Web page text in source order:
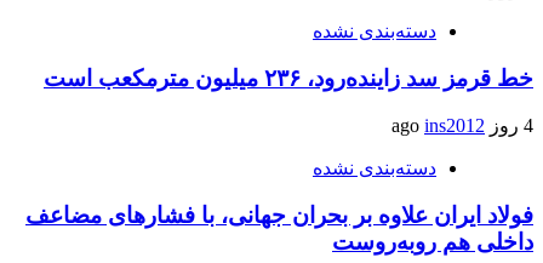
دسته‌بندی نشده
خط قرمز سد زاینده‌رود، ۲۳۶ میلیون مترمکعب است
4 روز ago ins2012
دسته‌بندی نشده
فولاد ایران علاوه بر بحران جهانی، با فشارهای مضاعف
داخلی هم روبه‌روست